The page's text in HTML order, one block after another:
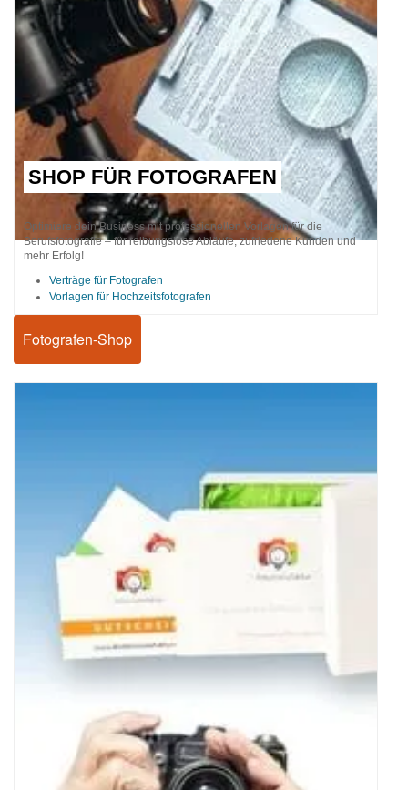
SHOP FÜR FOTOGRAFEN
Optimiere dein Business mit professionellen Vorlagen für die
Berufsfotografie – für reibungslose Abläufe, zufriedene Kunden und
mehr Erfolg!
Verträge für Fotografen
Vorlagen für Hochzeitsfotografen
Fotografen-Shop